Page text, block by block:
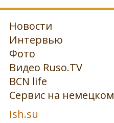
Новости
Интервью
Фото
Видео Ruso.TV
BCN life
Сервис на немецком
Ish.su